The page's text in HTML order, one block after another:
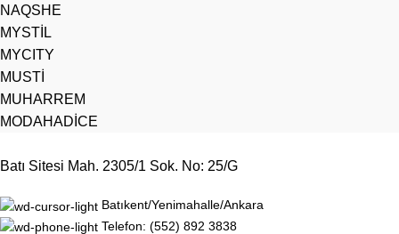
NAQSHE
MYSTİL
MYCITY
MUSTİ
MUHARREM
MODAHADİCE
Batı Sitesi Mah. 2305/1 Sok. No: 25/G
Batıkent/Yenimahalle/Ankara
Telefon: (552) 892 3838